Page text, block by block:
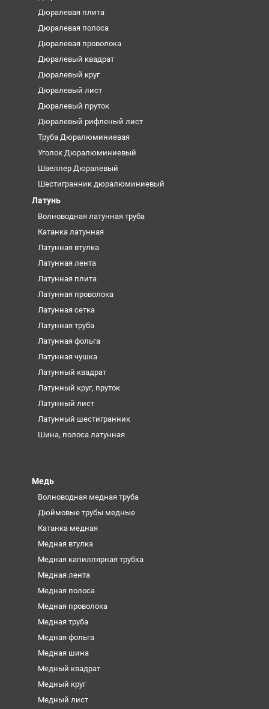
Дюралевая плита
Дюралевая полоса
Дюралевая проволока
Дюралевый квадрат
Дюралевый круг
Дюралевый лист
Дюралевый пруток
Дюралевый рифленый лист
Труба Дюралюминиевая
Уголок Дюралюминиевый
Швеллер Дюралевый
Шестигранник дюралюминиевый
Латунь
Волноводная латунная труба
Катанка латунная
Латунная втулка
Латунная лента
Латунная плита
Латунная проволока
Латунная сетка
Латунная труба
Латунная фольга
Латунная чушка
Латунный квадрат
Латунный круг, пруток
Латунный лист
Латунный шестигранник
Шина, полоса латунная
Медь
Волноводная медная труба
Дюймовые трубы медные
Катанка медная
Медная втулка
Медная капиллярная трубка
Медная лента
Медная полоса
Медная проволока
Медная труба
Медная фольга
Медная шина
Медный квадрат
Медный круг
Медный лист